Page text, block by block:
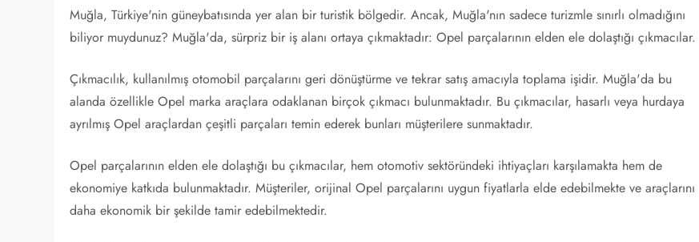
Muğla, Türkiye'nin güneybatısında yer alan bir turistik bölgedir. Ancak, Muğla'nın sadece turizmle sınırlı olmadığını
biliyor muydunuz? Muğla'da, sürpriz bir iş alanı ortaya çıkmaktadır: Opel parçalarının elden ele dolaştığı çıkmacılar.
Çıkmacılık, kullanılmış otomobil parçalarını geri dönüştürme ve tekrar satış amacıyla toplama işidir. Muğla'da bu
alanda özellikle Opel marka araçlara odaklanan birçok çıkmacı bulunmaktadır. Bu çıkmacılar, hasarlı veya hurdaya
ayrılmış Opel araçlardan çeşitli parçaları temin ederek bunları müşterilere sunmaktadır.
Opel parçalarının elden ele dolaştığı bu çıkmacılar, hem otomotiv sektöründeki ihtiyaçları karşılamakta hem de
ekonomiye katkıda bulunmaktadır. Müşteriler, orijinal Opel parçalarını uygun fiyatlarla elde edebilmekte ve araçlarını
daha ekonomik bir şekilde tamir edebilmektedir.